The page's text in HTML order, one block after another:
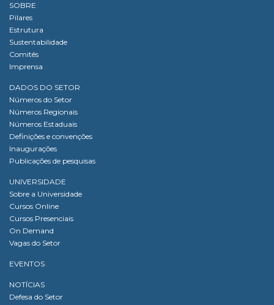
SOBRE
Pilares
Estrutura
Sustentabilidade
Comitês
Imprensa
DADOS DO SETOR
Números do Setor
Números Regionais
Números Estaduais
Definições e convenções
Inaugurações
Publicações de pesquisas
UNIVERSIDADE
Sobre a Universidade
Cursos Online
Cursos Presenciais
On Demand
Vagas do Setor
EVENTOS
NOTÍCIAS
Defesa do Setor